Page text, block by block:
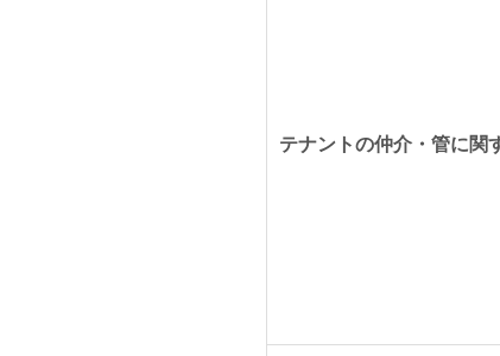
テナントの仲介・管に関